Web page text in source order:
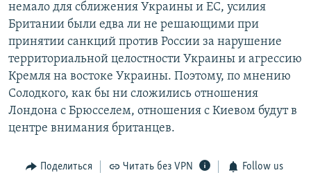
немало для сближения Украины и ЕС, усилия
Британии были едва ли не решающими при
принятии санкций против России за нарушение
территориальной целостности Украины и агрессию
Кремля на востоке Украины. Поэтому, по мнению
Солодкого, как бы ни сложились отношения
Лондона с Брюсселем, отношения с Киевом будут в
центре внимания британцев.
Поделиться Читать без VPN Follow us